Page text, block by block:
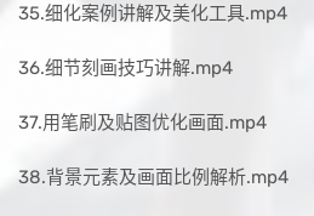
35.细化案例讲解及美化工具.mp4
36.细节刻画技巧讲解.mp4
37.用笔刷及贴图优化画面.mp4
38.背景元素及画面比例解析.mp4